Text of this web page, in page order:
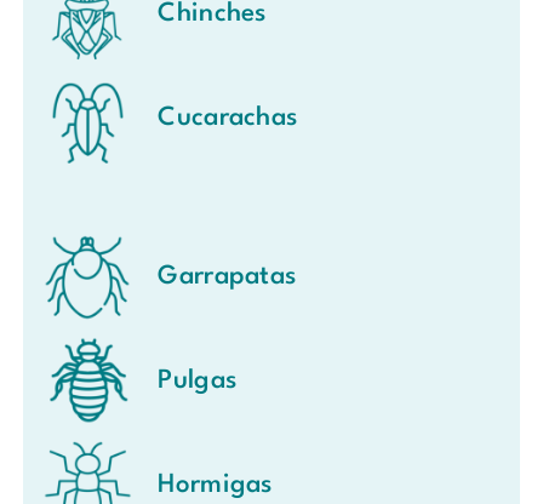
Chinches
Cucarachas
Garrapatas
Pulgas
Hormigas